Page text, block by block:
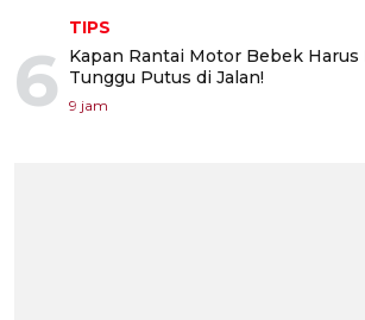
6
TIPS
Kapan Rantai Motor Bebek Harus
Tunggu Putus di Jalan!
9 jam